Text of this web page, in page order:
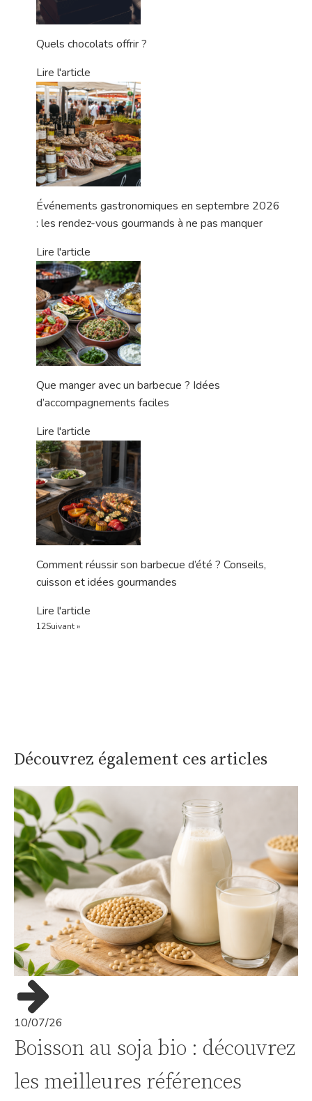
Quels chocolats offrir ?
Lire l'article
Événements gastronomiques en septembre 2026
: les rendez-vous gourmands à ne pas manquer
Lire l'article
Que manger avec un barbecue ? Idées
d’accompagnements faciles
Lire l'article
Comment réussir son barbecue d’été ? Conseils,
cuisson et idées gourmandes
Lire l'article
12Suivant »
Découvrez également ces articles
10/07/26
Boisson au soja bio : découvrez
les meilleures références